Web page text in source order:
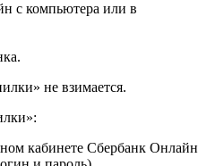
с компьютера или в
не взимается.
кабинете Сбербанк Онлайн